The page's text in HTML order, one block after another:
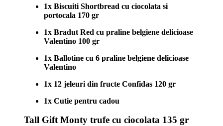
1x Biscuiti Shortbread cu ciocolata si
portocala 170 gr
1x Bradut Red cu praline belgiene delicioase
Valentino 100 gr
1x Ballotine cu 6 praline belgiene delicioase
Valentino
1x 12 jeleuri din fructe Confidas 120 gr
1x Cutie pentru cadou
Tall Gift Monty trufe cu ciocolata 135 gr